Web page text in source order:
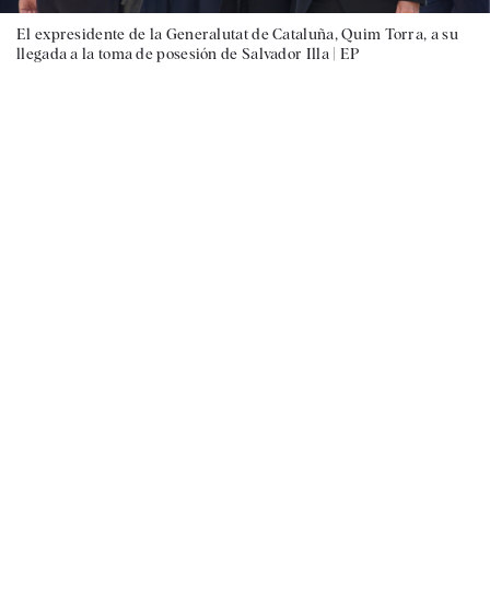
El expresidente de la Generalutat de Cataluña, Quim Torra, a su
llegada a la toma de posesión de Salvador Illa | EP